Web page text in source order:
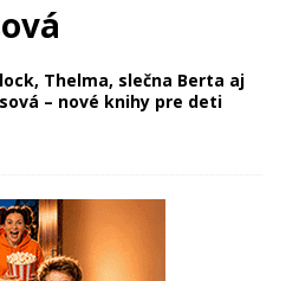
Thelma, slečna Berta aj
– nové knihy pre deti